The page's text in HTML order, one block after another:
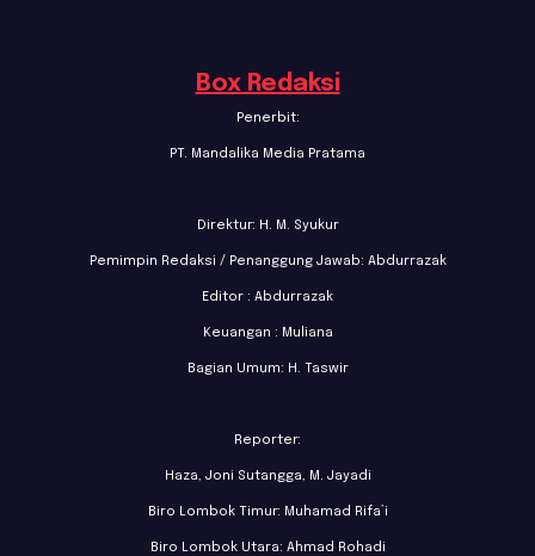
Box Redaksi
Penerbit:
PT. Mandalika Media Pratama
Direktur: H. M. Syukur
Pemimpin Redaksi / Penanggung Jawab: Abdurrazak
Editor : Abdurrazak
Keuangan : Muliana
Bagian Umum: H. Taswir
Reporter:
Haza, Joni Sutangga, M. Jayadi
Biro Lombok Timur: Muhamad Rifa’i
Biro Lombok Utara: Ahmad Rohadi